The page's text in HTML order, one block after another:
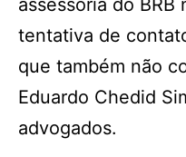
assessoria do
tentativa de
que também não
Eduardo Chedid
advogados.